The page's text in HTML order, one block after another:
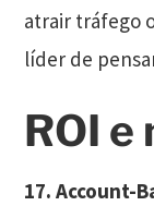
atrair tráfego
líder de
ROI e
17. Account-